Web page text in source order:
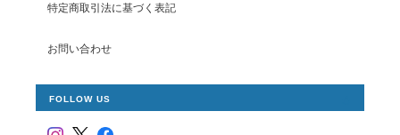
特定商取引法に基づく表記
お問い合わせ
FOLLOW US